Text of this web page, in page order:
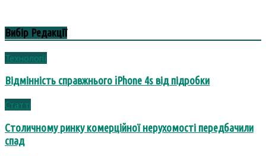
Вибір Редакції
Технології
Відмінність справжнього iPhone 4s від підробки
Статті
Столичному ринку комерційної нерухомості передбачили
спад